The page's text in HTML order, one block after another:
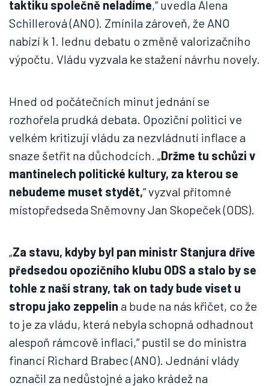
taktiku společně neladíme,“ uvedla Alena
Schillerová (ANO). Zmínila zároveň, že ANO
nabízí k 1. lednu debatu o změně valorizačního
výpočtu. Vládu vyzvala ke stažení návrhu novely.
Hned od počátečních minut jednání se
rozhořela prudká debata. Opoziční politici ve
velkém kritizují vládu za nezvládnutí inflace a
snaze šetřit na důchodcích. „Držme tu schůzi v
mantinelech politické kultury, za kterou se
nebudeme muset stydět,“ vyzval přítomné
místopředseda Sněmovny Jan Skopeček (ODS).
„Za stavu, kdyby byl pan ministr Stanjura dříve
předsedou opozičního klubu ODS a stalo by se
tohle z naší strany, tak on tady bude viset u
stropu jako zeppelin a bude na nás křičet, co že
to je za vládu, která nebyla schopná odhadnout
alespoň rámcově inflaci,“ pustil se do ministra
financí Richard Brabec (ANO). Jednání vlády
označil za nedůstojné a jako krádež na